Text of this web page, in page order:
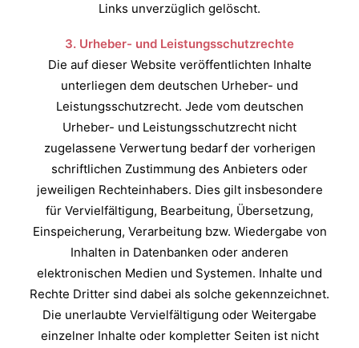
Links unverzüglich gelöscht.
3. Urheber- und Leistungsschutzrechte
Die auf dieser Website veröffentlichten Inhalte
unterliegen dem deutschen Urheber- und
Leistungsschutzrecht. Jede vom deutschen
Urheber- und Leistungsschutzrecht nicht
zugelassene Verwertung bedarf der vorherigen
schriftlichen Zustimmung des Anbieters oder
jeweiligen Rechteinhabers. Dies gilt insbesondere
für Vervielfältigung, Bearbeitung, Übersetzung,
Einspeicherung, Verarbeitung bzw. Wiedergabe von
Inhalten in Datenbanken oder anderen
elektronischen Medien und Systemen. Inhalte und
Rechte Dritter sind dabei als solche gekennzeichnet.
Die unerlaubte Vervielfältigung oder Weitergabe
einzelner Inhalte oder kompletter Seiten ist nicht